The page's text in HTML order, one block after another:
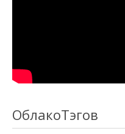
ОблакоТэгов